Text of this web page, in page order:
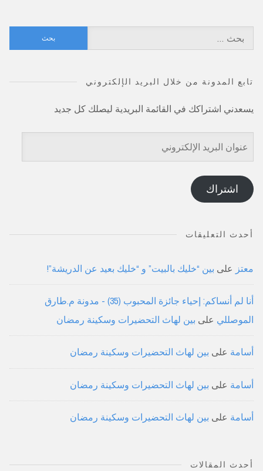
عن:
تابع المدونة من خلال البريد الإلكتروني
يسعدني اشتراكك في القائمة البريدية ليصلك كل جديد
عنوان
البريد
الإلكتروني
اشتراك
أحدث التعليقات
معتز على بين “خليك بالبيت” و “خليك بعيد عن الدريشة”!
أنا لم أنساكم: إحياء جائزة المحبوب (35) - مدونة م.طارق
الموصللي على بين لهاث التحضيرات وسكينة رمضان
أسامة على بين لهاث التحضيرات وسكينة رمضان
أسامة على بين لهاث التحضيرات وسكينة رمضان
أسامة على بين لهاث التحضيرات وسكينة رمضان
أحدث المقالات